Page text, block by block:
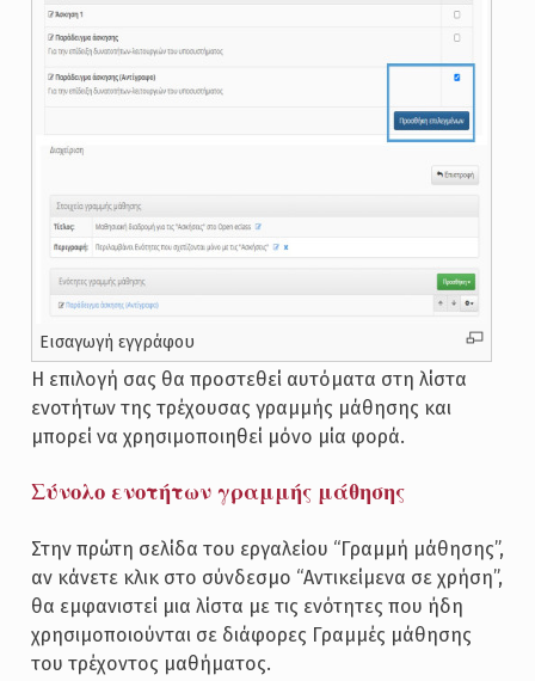
Εισαγωγή εγγράφου
Η επιλογή σας θα προστεθεί αυτόματα στη λίστα
ενοτήτων της τρέχουσας γραμμής μάθησης και
μπορεί να χρησιμοποιηθεί μόνο μία φορά.
Σύνολο ενοτήτων γραμμής μάθησης
Στην πρώτη σελίδα του εργαλείου “Γραμμή μάθησης”,
αν κάνετε κλικ στο σύνδεσμο “Αντικείμενα σε χρήση”,
θα εμφανιστεί μια λίστα με τις ενότητες που ήδη
χρησιμοποιούνται σε διάφορες Γραμμές μάθησης
του τρέχοντος μαθήματος.